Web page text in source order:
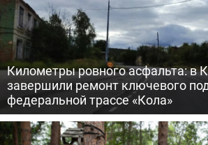
Километры ровного асфальта: в
завершили ремонт ключевого
федеральной трассе «Кола»